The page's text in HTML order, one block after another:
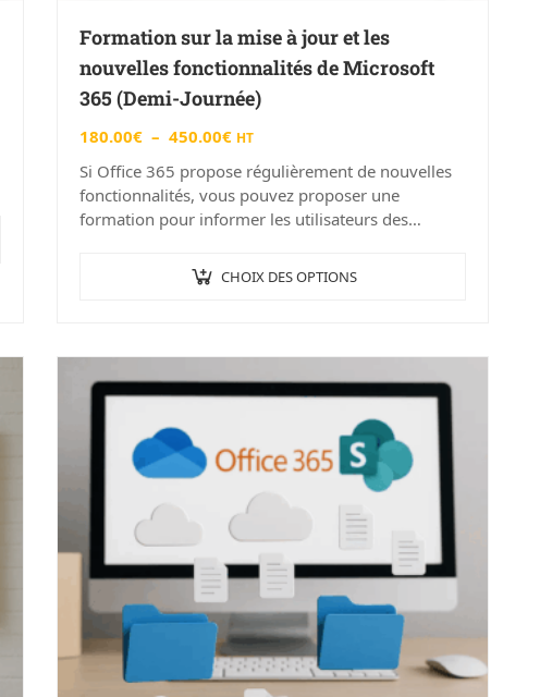
Formation sur la mise à jour et les
nouvelles fonctionnalités de Microsoft
365 (Demi-Journée)
180.00€ – 450.00€ HT
Si Office 365 propose régulièrement de nouvelles
fonctionnalités, vous pouvez proposer une
formation pour informer les utilisateurs des
L’informatique évolue à une vitesse…
CHOIX DES OPTIONS